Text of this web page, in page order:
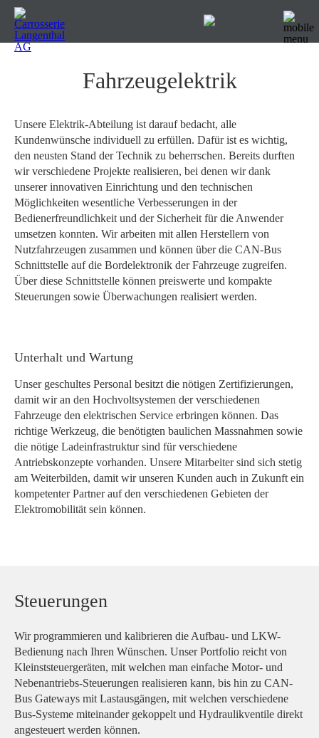
Fahrzeugelektrik
Unsere Elektrik-Abteilung ist darauf bedacht, alle
Kundenwünsche individuell zu erfüllen. Dafür ist es wichtig,
den neusten Stand der Technik zu beherrschen. Bereits durften
wir verschiedene Projekte realisieren, bei denen wir dank
unserer innovativen Einrichtung und den technischen
Möglichkeiten wesentliche Verbesserungen in der
Bedienerfreundlichkeit und der Sicherheit für die Anwender
umsetzen konnten. Wir arbeiten mit allen Herstellern von
Nutzfahrzeugen zusammen und können über die CAN-Bus
Schnittstelle auf die Bordelektronik der Fahrzeuge zugreifen.
Über diese Schnittstelle können preiswerte und kompakte
Steuerungen sowie Überwachungen realisiert werden.
Unterhalt und Wartung
Unser geschultes Personal besitzt die nötigen Zertifizierungen,
damit wir an den Hochvoltsystemen der verschiedenen
Fahrzeuge den elektrischen Service erbringen können. Das
richtige Werkzeug, die benötigten baulichen Massnahmen sowie
die nötige Ladeinfrastruktur sind für verschiedene
Antriebskonzepte vorhanden. Unsere Mitarbeiter sind sich stetig
am Weiterbilden, damit wir unseren Kunden auch in Zukunft ein
kompetenter Partner auf den verschiedenen Gebieten der
Elektromobilität sein können.
Steuerungen
Wir programmieren und kalibrieren die Aufbau- und LKW-
Bedienung nach Ihren Wünschen. Unser Portfolio reicht von
Kleinststeuergeräten, mit welchen man einfache Motor- und
Nebenantriebs-Steuerungen realisieren kann, bis hin zu CAN-
Bus Gateways mit Lastausgängen, mit welchen verschiedene
Bus-Systeme miteinander gekoppelt und Hydraulikventile direkt
angesteuert werden können.